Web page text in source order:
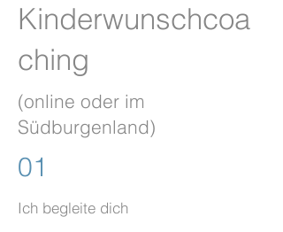
Kinderwunschcoa
ching
(online oder im
Südburgenland)​
01
Ich begleite dich